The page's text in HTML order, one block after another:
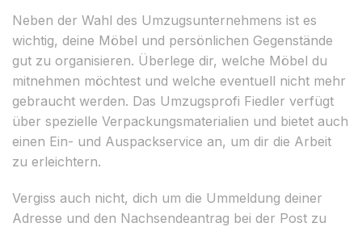
Neben der Wahl des Umzugsunternehmens ist es
wichtig, deine Möbel und persönlichen Gegenstände
gut zu organisieren. Überlege dir, welche Möbel du
mitnehmen möchtest und welche eventuell nicht mehr
gebraucht werden. Das Umzugsprofi Fiedler verfügt
über spezielle Verpackungsmaterialien und bietet auch
einen Ein- und Auspackservice an, um dir die Arbeit
zu erleichtern.
Vergiss auch nicht, dich um die Ummeldung deiner
Adresse und den Nachsendeantrag bei der Post zu